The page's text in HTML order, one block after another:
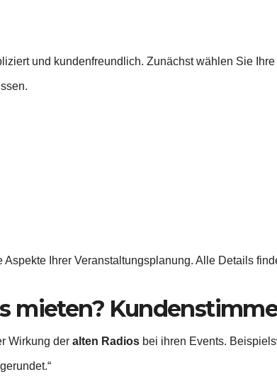
und kundenfreundlich. Zunächst wählen Sie
Aspekte Ihrer Veranstaltungsplanung. Alle Details
mieten?
Wirkung der alten Radios bei ihren Events.